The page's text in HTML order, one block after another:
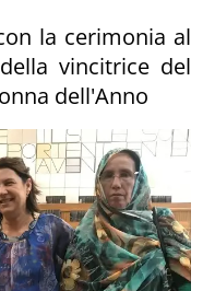
la cerimonia al
vincitrice del
dell'Anno